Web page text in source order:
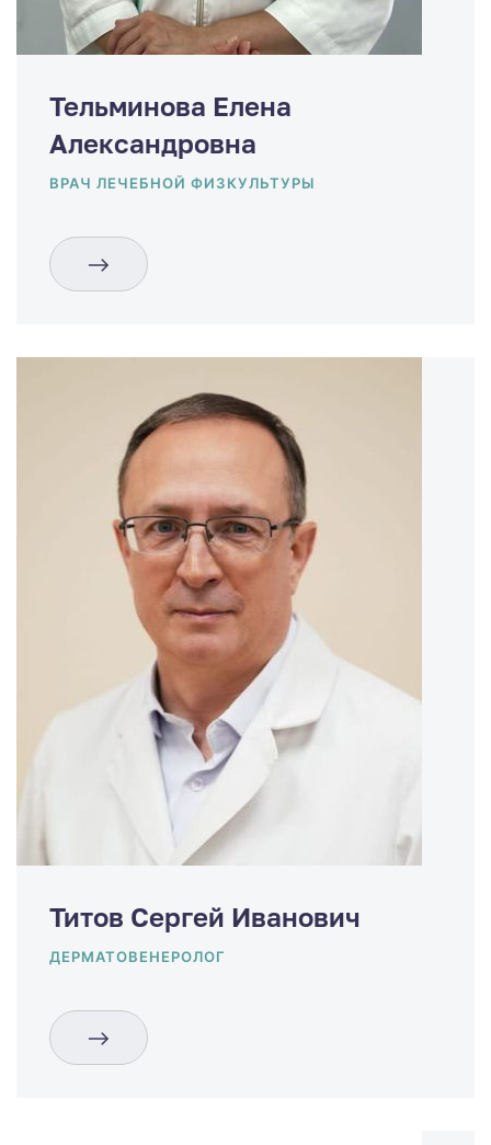
Тельминова Елена
Александровна
ВРАЧ ЛЕЧЕБНОЙ ФИЗКУЛЬТУРЫ
Титов Сергей Иванович
ДЕРМАТОВЕНЕРОЛОГ